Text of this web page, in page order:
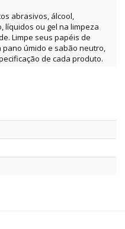
abrasivos, álcool,
líquidos ou gel na limpeza
Limpe seus papéis de
úmido e sabão neutro,
de cada produto.